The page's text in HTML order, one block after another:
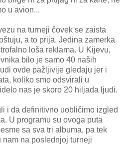
u avion...
na turneji čovek se zaista
a to prija. Jedina zamerka
loša reklama. U Kijevu,
bilo je samo 40 naših
ovde pažljivije gledaju jer i
koliko smo odsvirali u
nas je skoro 20 hiljada ljudi.
i da definitivno uobličimo izgled
U programu su ovoga puta
sa sva tri albuma, pa tek
na poslednjoj turneji